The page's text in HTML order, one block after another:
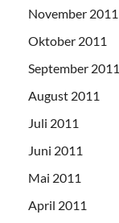
November 2011
Oktober 2011
September 2011
August 2011
Juli 2011
Juni 2011
Mai 2011
April 2011